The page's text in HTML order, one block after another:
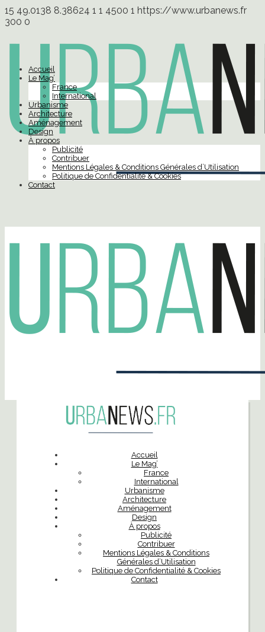
15 49.0138 8.38624 1 1 4500 1 https://www.urbanews.fr
300 0
Accueil
Le Mag’
France
International
Urbanisme
Architecture
Aménagement
Design
À propos
Publicité
Contribuer
Mentions Légales & Conditions Générales d’Utilisation
Politique de Confidentialité & Cookies
Contact
Accueil
Le Mag’
France
International
Urbanisme
Architecture
Aménagement
Design
À propos
Publicité
Contribuer
Mentions Légales & Conditions
Générales d’Utilisation
Politique de Confidentialité & Cookies
Contact